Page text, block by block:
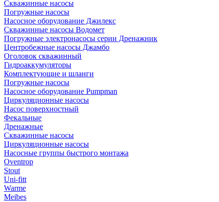
Скважинные насосы
Погружные насосы
Насосное оборудование Джилекс
Скважинные насосы Водомет
Погружные электронасосы серии Дренажник
Центробежные насосы Джамбо
Оголовок скважинный
Гидроаккумуляторы
Комплектующие и шланги
Погружные насосы
Насосное оборудование Pumpman
Циркуляционные насосы
Насос поверхностный
Фекальные
Дренажные
Скважинные насосы
Циркуляционные насосы
Насосные группы быстрого монтажа
Oventrop
Stout
Uni-fitt
Warme
Meibes